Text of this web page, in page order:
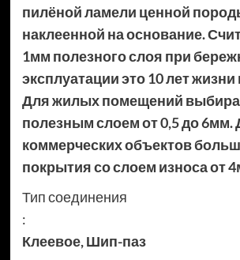
пилёной ламели ценной
наклеенной на основание.
1мм полезного слоя при
эксплуатации это 10 лет
Для жилых помещений
полезным слоем от 0,5 до 6мм.
коммерческих объектов
покрытия со слоем износа от
Тип соединения
:
Клеевое,Шип-паз